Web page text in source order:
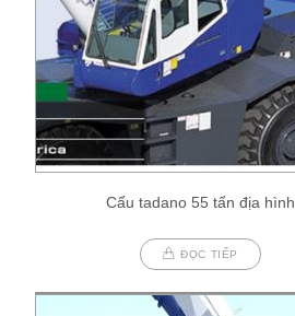
Cẩu tadano 55 tấn địa hình
ĐỌC TIẾP